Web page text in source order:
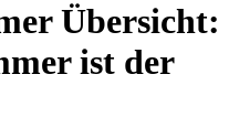
Übersicht:
ist der